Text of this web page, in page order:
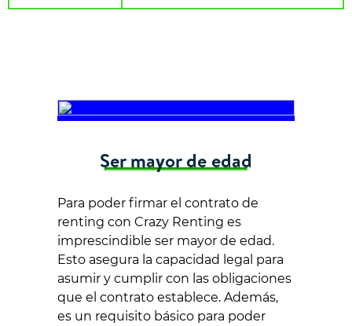
Ser mayor de edad
Para poder firmar el contrato de
renting con Crazy Renting es
imprescindible ser mayor de edad.
Esto asegura la capacidad legal para
asumir y cumplir con las obligaciones
que el contrato establece. Además,
es un requisito básico para poder